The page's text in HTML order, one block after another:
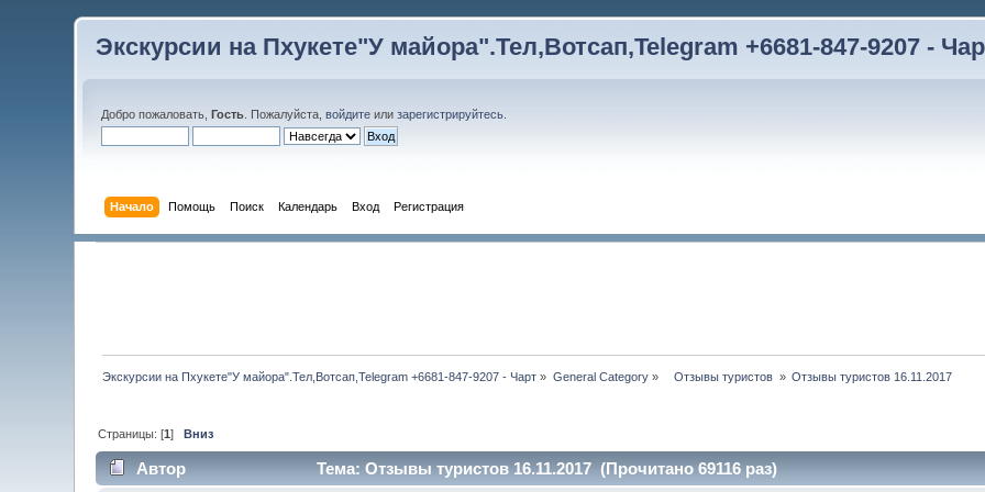
Экскурсии на Пхукете"У майора".Тел,Вотсап,Telegram +6681-847-9207 -
Добро пожаловать,Гость . Пожалуйста,войдите илизарегистрируйтесь
Начало Помощь Поиск Календарь Вход Регистрация
Экскурсии на Пхукете"У майора".Тел,Вотсап,Telegram +6681-847-9207 - Чарт » General Category»
   Отзывы туристов
» Отзывы туристов 16.11.2017
Страницы: [1]Вниз
Автор Тема: Отзывы туристов 16.11.2017 (Прочитано 69116 раз)